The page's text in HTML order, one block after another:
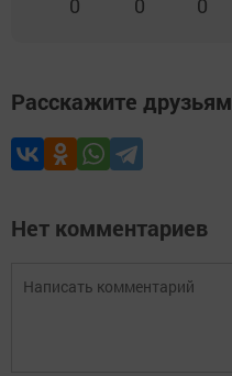
0 0 0
Расскажите друзьям
Нет комментариев